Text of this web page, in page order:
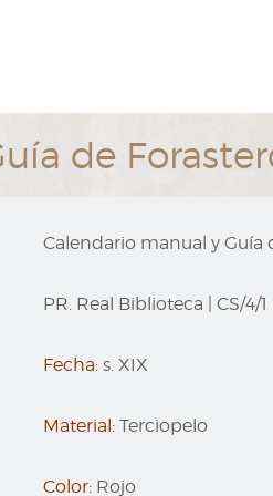
de
Calendario manual y Guía
PR. Real Biblioteca CS/4/1
Fecha: s. XIX
Material: Terciopelo
Color: Rojo